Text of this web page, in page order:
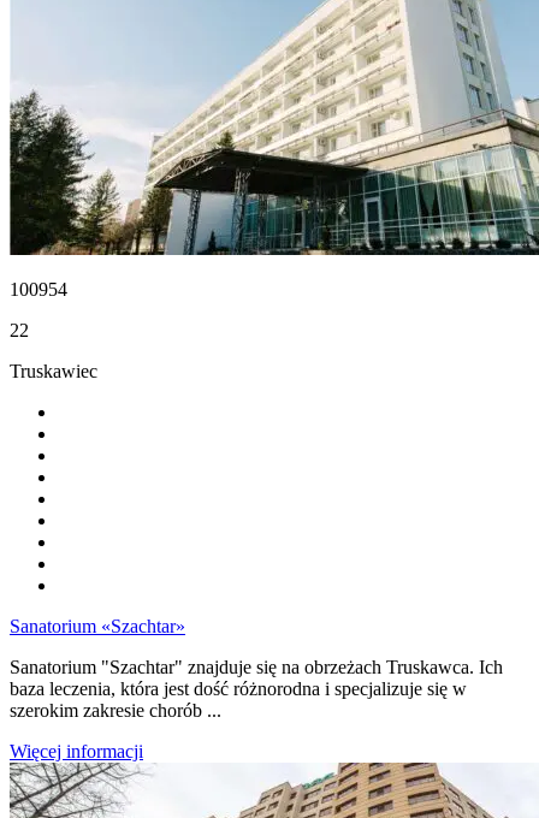
100954
22
Truskawiec
Sanatorium «Szachtar»
Sanatorium "Szachtar" znajduje się na obrzeżach Truskawca. Ich
baza leczenia, która jest dość różnorodna i specjalizuje się w
szerokim zakresie chorób ...
Więcej informacji